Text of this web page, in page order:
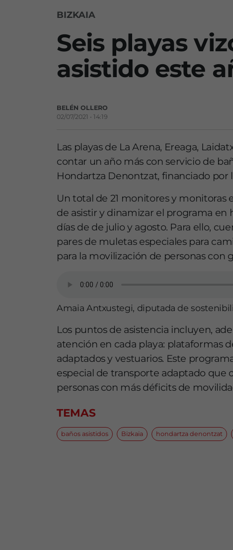
BIZKAIA
Seis playas
asistido este
BELÉN OLLERO
02/07/2021 • 14:19
Las playas de La Arena, Ereaga,
contar un año más con servicio de
Hondartza Denontzat, financiado por
Un total de 21 monitores y monitoras
de asistir y dinamizar el programa en
días de de julio y agosto. Para ello,
pares de muletas especiales para
para la movilización de personas con
Amaia Antxustegi, diputada de
Los puntos de asistencia incluyen,
atención en cada playa: plataformas
adaptados y vestuarios. Este
especial de transporte adaptado que
personas con más déficits de
TEMAS
baños asistidos Bizkaia hondartza denontzat